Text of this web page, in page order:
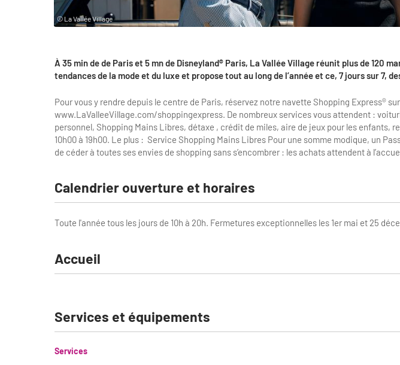
© La Vallée Village
À 35 min de de Paris et 5 mn de Disneyland® Paris, La Vallée Village réunit plus de 120
tendances de la mode et du luxe et propose tout au long de l’année et ce, 7 jours sur 7,
Pour vous y rendre depuis le centre de Paris, réservez notre navette Shopping Express® sur
www.LaValleeVillage.com/shoppingexpress. De nombreux services vous attendent :
personnel, Shopping Mains Libres, détaxe , crédit de miles, aire de jeux pour les enfants,
10h00 à 19h00. Le plus : Service Shopping Mains Libres Pour une somme modique, un
de céder à toutes ses envies de shopping sans s’encombrer : les achats attendent à
Calendrier ouverture et horaires
Toute l'année tous les jours de 10h à 20h. Fermetures exceptionnelles les 1er mai et 25
Accueil
Services et équipements
Services